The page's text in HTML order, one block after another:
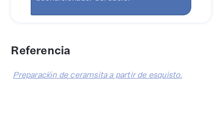
Referencia
Preparación de ceramsita a partir de esquisto.